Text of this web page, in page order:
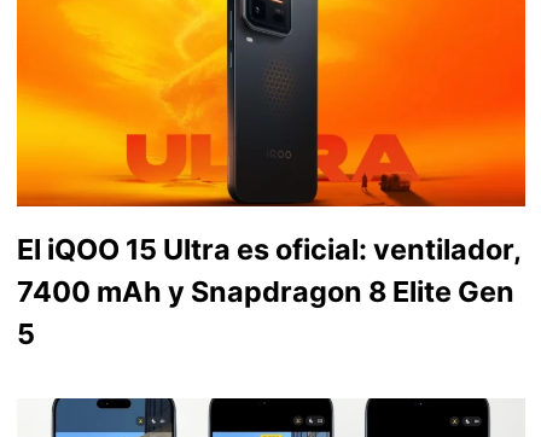
El iQOO 15 Ultra es oficial: ventilador,
7400 mAh y Snapdragon 8 Elite Gen
5